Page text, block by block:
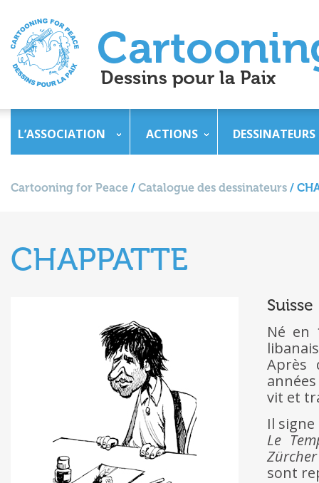
L’ASSOCIATION ACTIONS DESSINATEURS
Cartooning for Peace / Catalogue des dessinateurs /
CHAPPATTE
Suisse
Né en
Après
vit et
Il
Le
sont